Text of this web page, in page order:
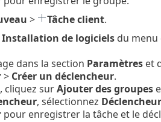
> Tâche client.
Installation de logicielsdu menu
dans la section Paramètreset
> Créer un déclencheur.
, cliquez surAjouter des groupes
, sélectionnez
pour enregistrer la tâche et le